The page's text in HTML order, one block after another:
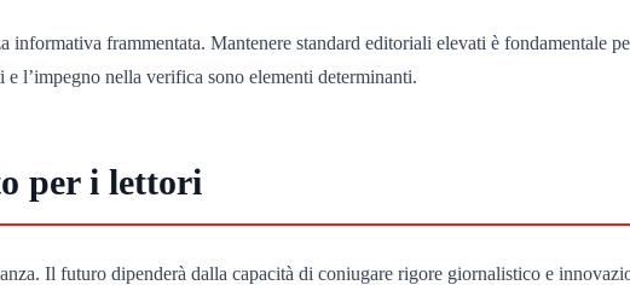
frammentata. Mantenere standard editoriali elevati è fondamentale
l’impegno nella verifica sono elementi determinanti.
per i lettori
Il futuro dipenderà dalla capacità di coniugare rigore giornalistico e